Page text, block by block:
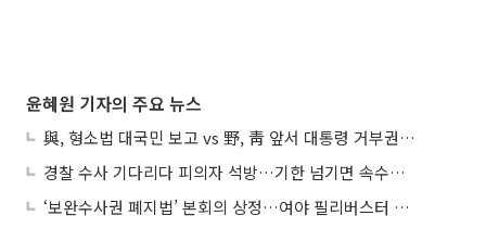
윤혜원 기자의 주요 뉴스
與, 형소법 대국민 보고 vs 野, 靑 앞서 대통령 거부권 촉구
경찰 수사 기다리다 피의자 석방…기한 넘기면 속수무책
‘보완수사권 폐지법’ 본회의 상정…여야 필리버스터 대치